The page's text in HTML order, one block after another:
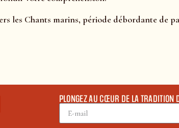
les Chants marins, période débordante de
PLONGEZ AU CŒUR DE LA TRADITION